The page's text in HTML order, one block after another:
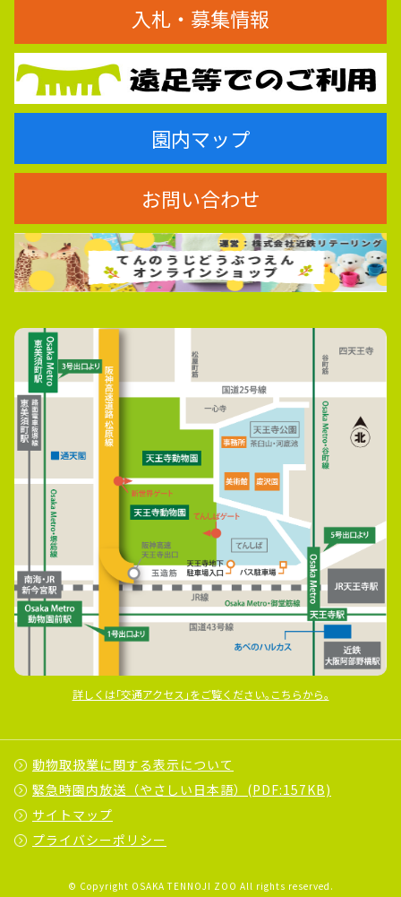
入札・募集情報
園内マップ
お問い合わせ
詳しくは｢交通アクセス｣をご覧ください｡こちらから｡
動物取扱業に関する表示について
緊急時園内放送（やさしい日本語）(PDF:157KB)
サイトマップ
プライバシーポリシー
© Copyright OSAKA TENNOJI ZOO All rights reserved.